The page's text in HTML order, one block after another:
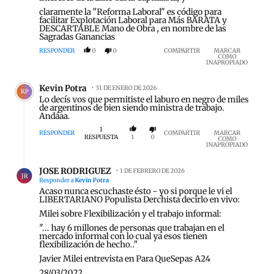
claramente la "Reforma Laboral" es código para
facilitar Explotación Laboral para Más BARATA y
DESCARTABLE Mano de Obra , en nombre de las
Sagradas Ganancias
RESPONDER 0 0 COMPARTIR MARCAR
COMO
INAPROPIADO
KP Kevin Potra 31 DE ENERO DE 2026
Lo decís vos que permitiste el laburo en negro de miles
de argentinos de bien siendo ministra de trabajo.
Andáaa.
RESPONDER
1
RESPUESTA
1 0 COMPARTIR MARCAR
COMO
INAPROPIADO
JR JOSE RODRIGUEZ
1 DE FEBRERO DE 2026
Responder aKevin Potra
Acaso nunca escuchaste ésto - yo si porque le vi el
LIBERTARIANO Populista Derchista decirlo en vivo:
Milei sobre Flexibilización y el trabajo informal:
"... hay 6 millones de personas que trabajan en el
mercado informal con lo cual ya esos tienen
flexibilización de hecho.."
Javier Milei entrevista en Para QueSepas A24